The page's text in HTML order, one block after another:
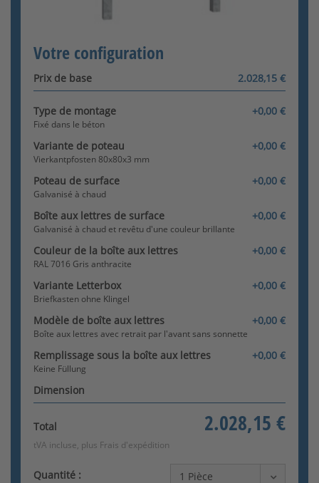
frontal sans sonnette petite
[+79,34 €]
par l'arrière sans cloche
[+79,34 €]
Votre configuration
Prix de base 2.028,15 €
Type de montage +0,00 €
Fixé dans le béton
Variante de poteau +0,00 €
Vierkantpfosten 80x80x3 mm
Poteau de surface +0,00 €
Galvanisé à chaud
Boîte aux lettres de surface +0,00 €
Galvanisé à chaud et revêtu d'une couleur brillante
Couleur de la boîte aux lettres +0,00 €
RAL 7016 Gris anthracite
Variante Letterbox +0,00 €
Briefkasten ohne Klingel
Modèle de boîte aux lettres +0,00 €
Boîte aux lettres avec retrait par l'avant sans sonnette
Remplissage sous la boîte aux lettres +0,00 €
Keine Füllung
Dimension
Total 2.028,15 €
tVA incluse, plus Frais d'expédition
Quantité :
Le configurateur est chargé.